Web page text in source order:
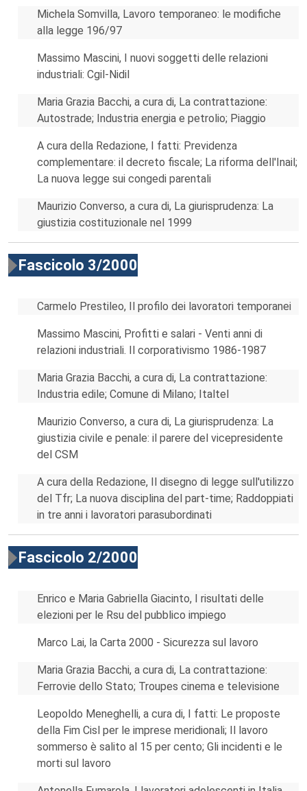
Michela Somvilla, Lavoro temporaneo: le modifiche
alla legge 196/97
Massimo Mascini, I nuovi soggetti delle relazioni
industriali: Cgil-Nidil
Maria Grazia Bacchi, a cura di, La contrattazione:
Autostrade; Industria energia e petrolio; Piaggio
A cura della Redazione, I fatti: Previdenza
complementare: il decreto fiscale; La riforma dell'Inail;
La nuova legge sui congedi parentali
Maurizio Converso, a cura di, La giurisprudenza: La
giustizia costituzionale nel 1999
Fascicolo 3/2000
Carmelo Prestileo, Il profilo dei lavoratori temporanei
Massimo Mascini, Profitti e salari - Venti anni di
relazioni industriali. Il corporativismo 1986-1987
Maria Grazia Bacchi, a cura di, La contrattazione:
Industria edile; Comune di Milano; Italtel
Maurizio Converso, a cura di, La giurisprudenza: La
giustizia civile e penale: il parere del vicepresidente
del CSM
A cura della Redazione, Il disegno di legge sull'utilizzo
del Tfr; La nuova disciplina del part-time; Raddoppiati
in tre anni i lavoratori parasubordinati
Fascicolo 2/2000
Enrico e Maria Gabriella Giacinto, I risultati delle
elezioni per le Rsu del pubblico impiego
Marco Lai, la Carta 2000 - Sicurezza sul lavoro
Maria Grazia Bacchi, a cura di, La contrattazione:
Ferrovie dello Stato; Troupes cinema e televisione
Leopoldo Meneghelli, a cura di, I fatti: Le proposte
della Fim Cisl per le imprese meridionali; Il lavoro
sommerso è salito al 15 per cento; Gli incidenti e le
morti sul lavoro